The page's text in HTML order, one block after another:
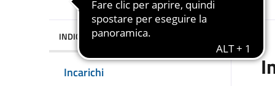
INDICE DELLA PAGINA
Incarichi